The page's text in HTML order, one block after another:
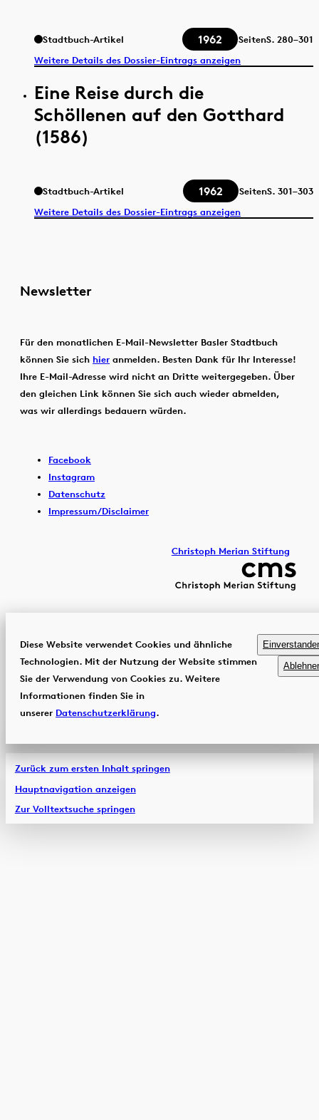
Stadtbuch-Artikel 1962 SeitenS. 280–301
Weitere Details des Dossier-Eintrags anzeigen
Eine Reise durch die
Schöllenen auf den Gotthard
(1586)
Stadtbuch-Artikel 1962 SeitenS. 301–303
Weitere Details des Dossier-Eintrags anzeigen
Newsletter
Für den monatlichen E-Mail-Newsletter Basler Stadtbuch
können Sie sich hier anmelden. Besten Dank für Ihr Interesse!
Ihre E-Mail-Adresse wird nicht an Dritte weitergegeben. Über
den gleichen Link können Sie sich auch wieder abmelden,
was wir allerdings bedauern würden.
Facebook
Instagram
Datenschutz
Impressum/Disclaimer
Christoph Merian Stiftung
Diese Website verwendet Cookies und ähnliche
Technologien. Mit der Nutzung der Website stimmen
Sie der Verwendung von Cookies zu. Weitere
Informationen finden Sie in
unserer Datenschutzerklärung.
Zurück zum ersten Inhalt springen
Hauptnavigation anzeigen
Zur Volltextsuche springen